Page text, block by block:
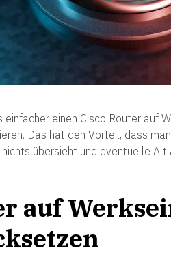
einen Cisco Router auf
Das hat den Vorteil, dass
übersieht und eventuelle
auf